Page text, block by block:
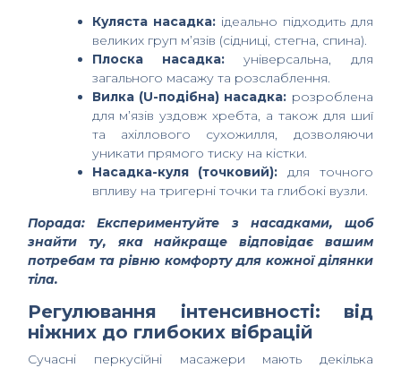
Куляста насадка:ідеально підходить для
великих груп м’язів (сідниці, стегна, спина).
Плоска насадка:універсальна, для
загального масажу та розслаблення.
Вилка (U-подібна) насадка: розроблена
для м’язів уздовж хребта, а також для шиї
та ахіллового сухожилля, дозволяючи
уникати прямого тиску на кістки.
Насадка-куля (точковий): для точного
впливу на тригерні точки та глибокі вузли.
Порада: Експериментуйте з насадками, щоб
знайти ту, яка найкраще відповідає вашим
потребам та рівню комфорту для кожної ділянки
тіла.
Регулювання інтенсивності: від
ніжних до глибоких вібрацій
Сучасні перкусійні масажери мають декілька